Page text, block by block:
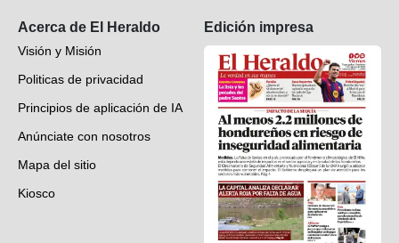
Acerca de El Heraldo
Visión y Misión
Politicas de privacidad
Principios de aplicación de IA
Anúnciate con nosotros
Mapa del sitio
Kiosco
Edición impresa